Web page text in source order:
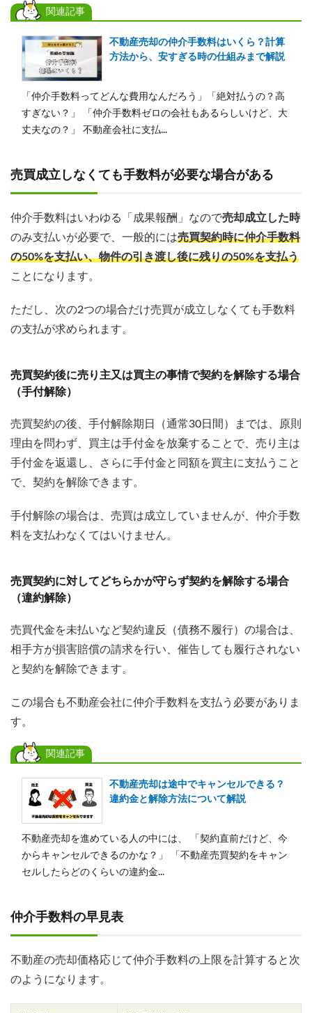
関連記事
不動産売却の仲介手数料はいくら？計算
方法から、安すぎる時の仕組みまで解説
「仲介手数料ってどんな費用なんだろう」「絶対払うの？高
すぎない？」 「仲介手数料ゼロの会社もあるらしいけど、大
丈夫なの？」 不動産会社に支払...
売買成立しなくても手数料が必要な場合がある
仲介手数料はいわゆる「成果報酬」なので売却成立した時
のみ支払いが必要で、一般的には売買契約時に仲介手数料
の50%を支払い、物件の引き渡し後に残りの50%を支払う
ことになります。
ただし、次の2つの場合だけ売買が成立しなくても手数料
の支払が求められます。
売買契約後に売り主又は買主の事情で契約を解除する場合
（手付解除）
売買契約の後、手付解除期日（通常30日間）までは、原則
理由を問わず、買主は手付金を放棄することで、売り主は
手付金を返還し、さらに手付金と同額を買主に支払うこと
で、契約を解除できます。
手付解除の場合は、売買は成立していませんが、仲介手数
料を支払わなくてはいけません。
売買契約に対してどちらかが守らず契約を解除する場合
（違約解除）
売買代金を未払いなど契約違反（債務不履行）の場合は、
相手方が損害賠償の請求を行い、催告しても履行されない
と契約を解除できます。
この場合も不動産会社に仲介手数料を支払う必要がありま
す。
関連記事
不動産売却は途中でキャンセルできる？
違約金と解除方法について解説
不動産売却を進めている人の中には、 「契約直前だけど、今
からキャンセルできるのかな？」 「不動産売買契約をキャン
セルしたらどのくらいの違約金...
仲介手数料の早見表
不動産の売却価格応じて仲介手数料の上限を計算すると次
のようになります。